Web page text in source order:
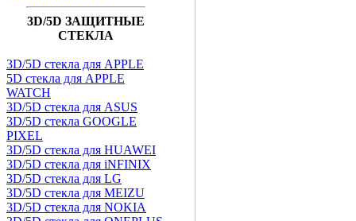
3D/5D ЗАЩИТНЫЕ
СТЕКЛА
3D/5D стекла для APPLE
5D стекла для APPLE
WATCH
3D/5D стекла для ASUS
3D/5D стекла GOOGLE
PIXEL
3D/5D стекла для HUAWEI
3D/5D стекла для iNFINIX
3D/5D стекла для LG
3D/5D стекла для MEIZU
3D/5D стекла для NOKIA